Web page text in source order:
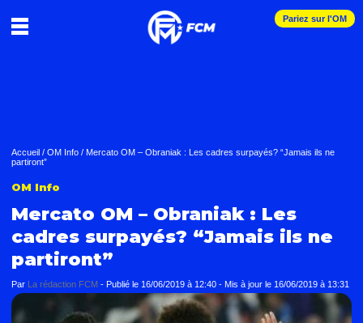
Pariez sur l'OM
Accueil / OM Info / Mercato OM – Obraniak : Les cadres surpayés? “Jamais ils ne
partiront”
OM Info
Mercato OM – Obraniak : Les
cadres surpayés? “Jamais ils ne
partiront”
Par La rédaction FCM - Publié le 16/06/2019 à 12:40 - Mis à jour le 16/06/2019 à 13:31